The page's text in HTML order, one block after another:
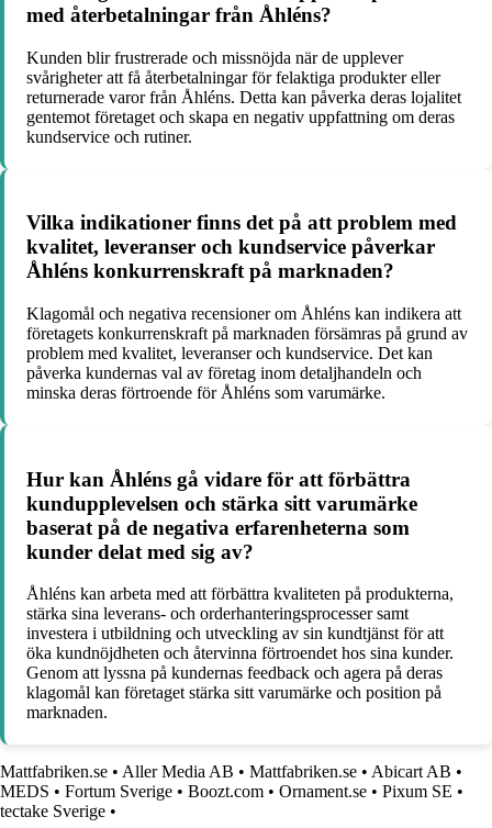
med återbetalningar från Åhléns?
Kunden blir frustrerade och missnöjda när de upplever
svårigheter att få återbetalningar för felaktiga produkter eller
returnerade varor från Åhléns. Detta kan påverka deras lojalitet
gentemot företaget och skapa en negativ uppfattning om deras
kundservice och rutiner.
Vilka indikationer finns det på att problem med
kvalitet, leveranser och kundservice påverkar
Åhléns konkurrenskraft på marknaden?
Klagomål och negativa recensioner om Åhléns kan indikera att
företagets konkurrenskraft på marknaden försämras på grund av
problem med kvalitet, leveranser och kundservice. Det kan
påverka kundernas val av företag inom detaljhandeln och
minska deras förtroende för Åhléns som varumärke.
Hur kan Åhléns gå vidare för att förbättra
kundupplevelsen och stärka sitt varumärke
baserat på de negativa erfarenheterna som
kunder delat med sig av?
Åhléns kan arbeta med att förbättra kvaliteten på produkterna,
stärka sina leverans- och orderhanteringsprocesser samt
investera i utbildning och utveckling av sin kundtjänst för att
öka kundnöjdheten och återvinna förtroendet hos sina kunder.
Genom att lyssna på kundernas feedback och agera på deras
klagomål kan företaget stärka sitt varumärke och position på
marknaden.
Mattfabriken.se • Aller Media AB • Mattfabriken.se • Abicart AB •
MEDS • Fortum Sverige • Boozt.com • Ornament.se • Pixum SE •
tectake Sverige •